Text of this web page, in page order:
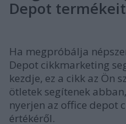
Depot
Ha megpróbálja
Depot cikkmarketing
kezdje, ez a cikk az Ön
ötletek segítenek
nyerjen az office depot
értékéről.